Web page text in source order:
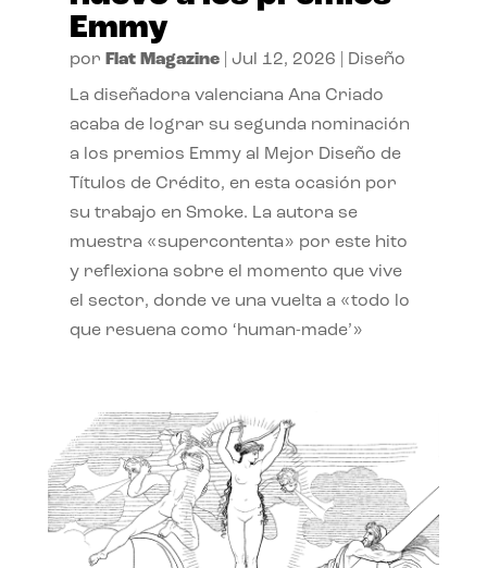
Emmy
por Flat Magazine| Jul 12, 2026 Diseño
La diseñadora valenciana Ana Criado
acaba de lograr su segunda nominación
a los premios Emmy al Mejor Diseño de
Títulos de Crédito, en esta ocasión por
su trabajo en Smoke. La autora se
muestra «supercontenta» por este hito
y reflexiona sobre el momento que vive
el sector, donde ve una vuelta a «todo lo
que resuena como ‘human-made’»